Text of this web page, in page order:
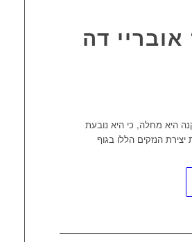
דה
היא מחלה, כי היא נובעת
הנזקים הללו בגוף